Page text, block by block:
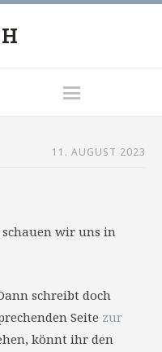
11. AUGUST 2023
wir uns in
schreibt doch
Seite zur
könnt ihr den